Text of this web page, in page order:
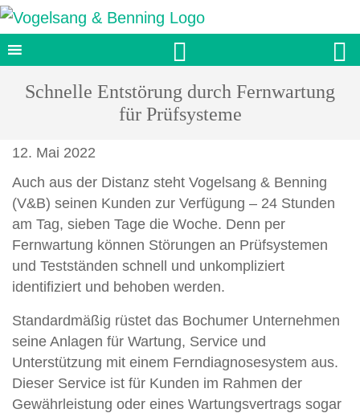
 
Schnelle Entstörung durch Fernwartung
für Prüfsysteme
12. Mai 2022
Auch aus der Distanz steht Vogelsang & Benning
(V&B) seinen Kunden zur Verfügung – 24 Stunden
am Tag, sieben Tage die Woche. Denn per
Fernwartung können Störungen an Prüfsystemen
und Testständen schnell und unkompliziert
identifiziert und behoben werden.
Standardmäßig rüstet das Bochumer Unternehmen
seine Anlagen für Wartung, Service und
Unterstützung mit einem Ferndiagnosesystem aus.
Dieser Service ist für Kunden im Rahmen der
Gewährleistung oder eines Wartungsvertrags sogar